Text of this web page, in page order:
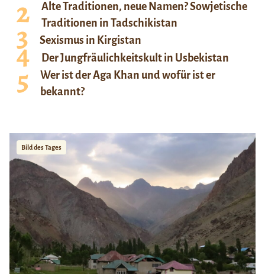
Alte Traditionen, neue Namen? Sowjetische
Traditionen in Tadschikistan
Sexismus in Kirgistan
Der Jungfräulichkeitskult in Usbekistan
Wer ist der Aga Khan und wofür ist er
bekannt?
Bild des Tages